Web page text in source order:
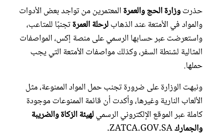
حذرتوزارة الحج والعمرةالمعتمرين من تواجد بعض الأدوات
والمواد في الأمتعة عند الذهابلرحلة العمرةتجنبًا للمتاعب،
واستعرضت عبر حسابها الرسمي على منصة إكس، المواصفات
المثالية لشنطة السفر، وكذلك مواصفات الأمتعة التي يجب
حملها.
ونبهت الوزارة على ضرورة تجنب حمل المواد الممنوعة، مثل
الألعاب النارية وغيرها، وأكدت أن قائمة الممنوعات موجودة
كاملة عبر الموقع الإلكتروني الرسميلهيئة الزكاة والضريبة
والجمارك
غلاف رفمي